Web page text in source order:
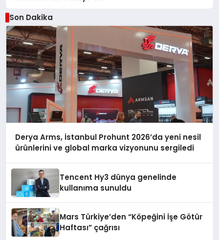
Son Dakika
Derya Arms, İstanbul Prohunt 2026’da yeni nesil
ürünlerini ve global marka vizyonunu sergiledi
Tencent Hy3 dünya genelinde
kullanıma sunuldu
Mars Türkiye’den “Köpeğini İşe Götür
Haftası” çağrısı